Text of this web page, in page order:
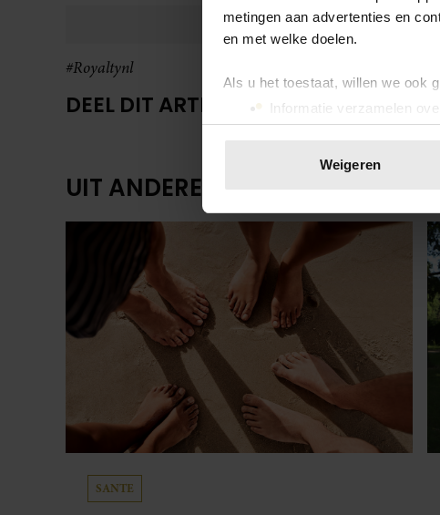
metingen aan advertenties en
en met welke doelen.
Als u het toestaat, willen we ook
Informatie verzamelen
Uw apparaat identificeren
toestemming op elk moment
We gebruiken cookies om
websiteverkeer te analyseren.
media, adverteren en analyse.
verstrekt of die ze hebben
onze website blijft gebruiken.
Weigeren
#Royaltynl
DEEL DIT ARTIKEL OP SOCIAL MEDIA!
UIT ANDERE MEDIA
SANTE